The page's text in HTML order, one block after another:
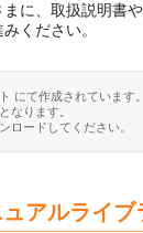
に、取扱説明書
ください。
にて作成されています。
なります。
ロードしてください。
アルライ